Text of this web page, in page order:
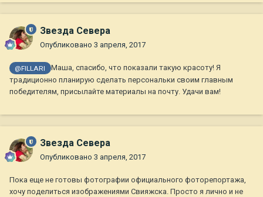
Звезда Севера
Опубликовано 3 апреля, 2017
@FILLARI
Маша, спасибо, что показали такую красоту! Я
традиционно планирую сделать персональки своим главным
победителям, присылайте материалы на почту. Удачи вам!
Звезда Севера
Опубликовано 3 апреля, 2017
Пока еще не готовы фотографии официального фоторепортажа,
хочу поделиться изображениями Свияжска. Просто я лично и не